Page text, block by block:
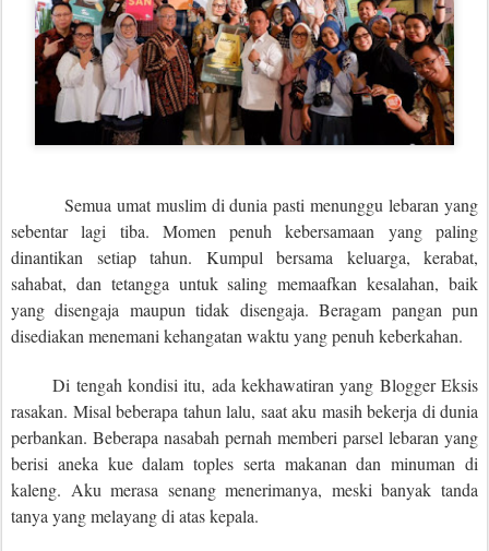
Semua umat muslim di dunia pasti menunggu lebaran yang
sebentar lagi tiba. Momen penuh kebersamaan yang paling
dinantikan setiap tahun. Kumpul bersama keluarga, kerabat,
sahabat, dan tetangga untuk saling memaafkan kesalahan, baik
yang disengaja maupun tidak disengaja. Beragam pangan pun
disediakan menemani kehangatan waktu yang penuh keberkahan.
Di tengah kondisi itu, ada kekhawatiran yang Blogger Eksis
rasakan. Misal beberapa tahun lalu, saat aku masih bekerja di dunia
perbankan. Beberapa nasabah pernah memberi parsel lebaran yang
berisi aneka kue dalam toples serta makanan dan minuman di
kaleng. Aku merasa senang menerimanya, meski banyak tanda
tanya yang melayang di atas kepala.